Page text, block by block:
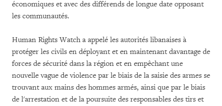
économiques et avec des différends de longue date opposant
les communautés.
Human Rights Watch a appelé les autorités libanaises à
protéger les civils en déployant et en maintenant davantage de
forces de sécurité dans la région et en empêchant une
nouvelle vague de violence par le biais de la saisie des armes se
trouvant aux mains des hommes armés, ainsi que par le biais
de l'arrestation et de la poursuite des responsables des tirs et